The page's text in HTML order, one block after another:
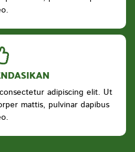
adipiscing elit. Ut
mattis, pulvinar dapibus